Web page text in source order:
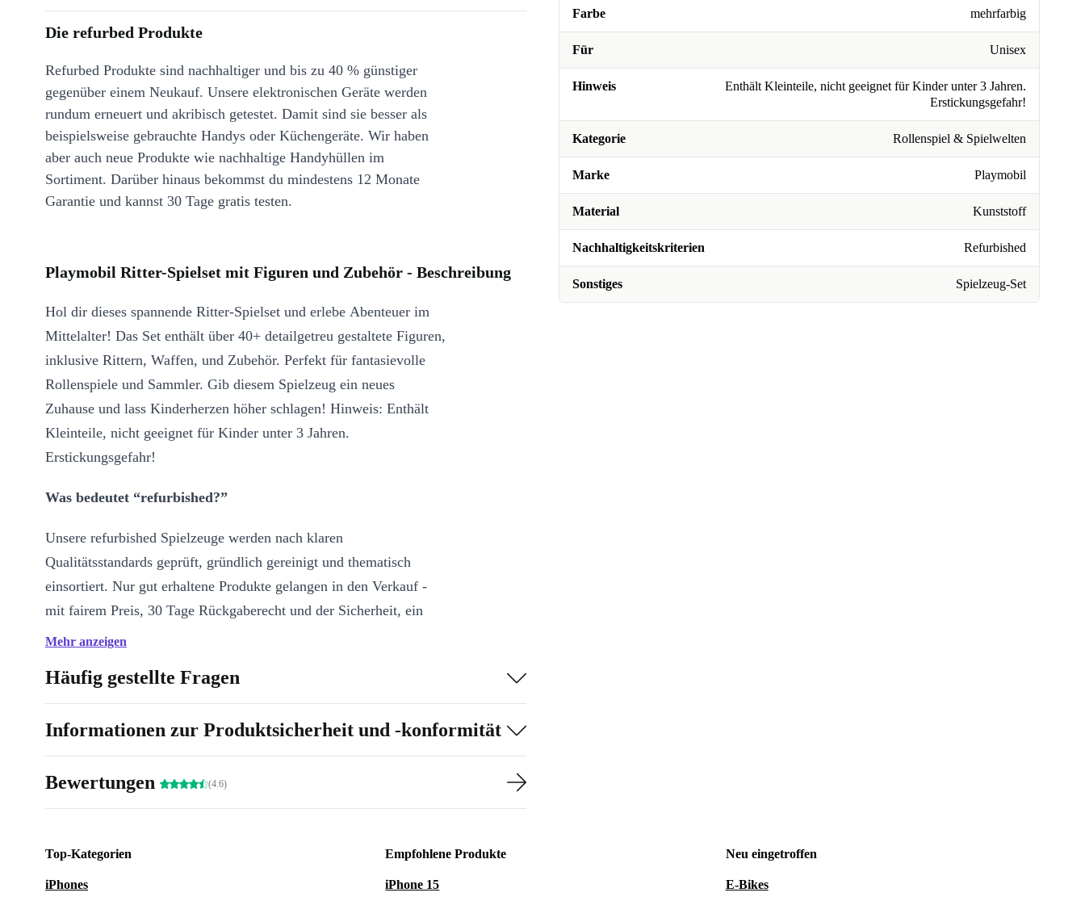
Farbe mehrfarbig
Für Unisex
Hinweis
Enthält Kleinteile, nicht geeignet für Kinder unter 3 Jahren.
Erstickungsgefahr!
Kategorie Rollenspiel & Spielwelten
Marke Playmobil
Material Kunststoff
Nachhaltigkeitskriterien Refurbished
Sonstiges Spielzeug-Set
Die refurbed Produkte
Refurbed Produkte sind nachhaltiger und bis zu 40 % günstiger
gegenüber einem Neukauf. Unsere elektronischen Geräte werden
rundum erneuert und akribisch getestet. Damit sind sie besser als
beispielsweise gebrauchte Handys oder Küchengeräte. Wir haben
aber auch neue Produkte wie nachhaltige Handyhüllen im
Sortiment. Darüber hinaus bekommst du mindestens 12 Monate
Garantie und kannst 30 Tage gratis testen.
Playmobil Ritter-Spielset mit Figuren und Zubehör - Beschreibung
Hol dir dieses spannende Ritter-Spielset und erlebe Abenteuer im
Mittelalter! Das Set enthält über 40+ detailgetreu gestaltete Figuren,
inklusive Rittern, Waffen, und Zubehör. Perfekt für fantasievolle
Rollenspiele und Sammler. Gib diesem Spielzeug ein neues
Zuhause und lass Kinderherzen höher schlagen! Hinweis: Enthält
Kleinteile, nicht geeignet für Kinder unter 3 Jahren.
Erstickungsgefahr!
Was bedeutet “refurbished?”
Unsere refurbished Spielzeuge werden nach klaren
Qualitätsstandards geprüft, gründlich gereinigt und thematisch
einsortiert. Nur gut erhaltene Produkte gelangen in den Verkauf -
mit fairem Preis, 30 Tage Rückgaberecht und der Sicherheit, ein
geprüftes Second-Hand Spielzeug zu kaufen.
Mehr anzeigen
Häufig gestellte Fragen
Informationen zur Produktsicherheit und -konformität
Bewertungen (4.6)
Top-Kategorien
iPhones
Empfohlene Produkte
iPhone 15
Neu eingetroffen
E-Bikes